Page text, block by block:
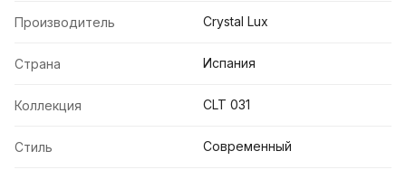
Производитель Crystal Lux
Страна Испания
Коллекция CLT 031
Стиль Современный